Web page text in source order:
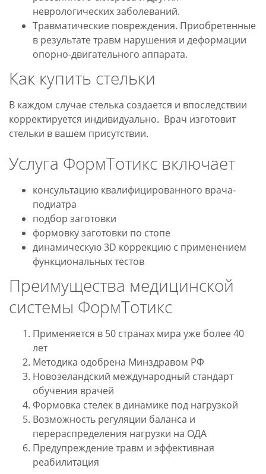
неврологических заболеваний.
Травматические повреждения. Приобретенные
в результате травм нарушения и деформации
опорно-двигательного аппарата.
Как купить стельки
В каждом случае стелька создается и впоследствии
корректируется индивидуально. Врач изготовит
стельки в вашем присутствии.
Услуга ФормТотикс включает
консультацию квалифицированного врача-
подиатра
подбор заготовки
формовку заготовки по стопе
динамическую 3D коррекцию с применением
функциональных тестов
Преимущества медицинской
системы ФормТотикс
Применяется в 50 странах мира уже более 40
лет
Методика одобрена Минздравом РФ
Новозеландский международный стандарт
обучения врачей
Формовка стелек в динамике под нагрузкой
Возможность регуляции баланса и
перераспределения нагрузки на ОДА
Предупреждение травм и эффективная
реабилитация